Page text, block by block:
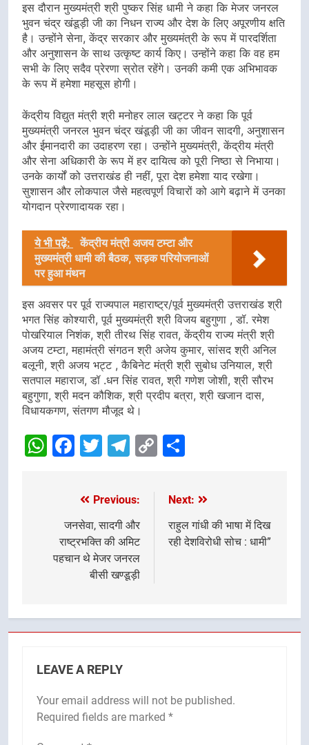
इस दौरान मुख्यमंत्री श्री पुष्कर सिंह धामी ने कहा कि मेजर जनरल
भुवन चंद्र खंडूड़ी जी का निधन राज्य और देश के लिए अपूरणीय क्षति
है। उन्होंने सेना, केंद्र सरकार और मुख्यमंत्री के रूप में पारदर्शिता
और अनुशासन के साथ उत्कृष्ट कार्य किए। उन्होंने कहा कि वह हम
सभी के लिए सदैव प्रेरणा स्रोत रहेंगे। उनकी कमी एक अभिभावक
के रूप में हमेशा महसूस होगी।
केंद्रीय विद्युत मंत्री श्री मनोहर लाल खट्टर ने कहा कि पूर्व
मुख्यमंत्री जनरल भुवन चंद्र खंडूड़ी जी का जीवन सादगी, अनुशासन
और ईमानदारी का उदाहरण रहा। उन्होंने मुख्यमंत्री, केंद्रीय मंत्री
और सेना अधिकारी के रूप में हर दायित्व को पूरी निष्ठा से निभाया।
उनके कार्यों को उत्तराखंड ही नहीं, पूरा देश हमेशा याद रखेगा।
सुशासन और लोकपाल जैसे महत्वपूर्ण विचारों को आगे बढ़ाने में उनका
योगदान प्रेरणादायक रहा।
ये भी पढ़ें:
केंद्रीय मंत्री अजय टम्टा और
मुख्यमंत्री धामी की बैठक, सड़क परियोजनाओं
पर हुआ मंथन
इस अवसर पर पूर्व राज्यपाल महाराष्ट्र/पूर्व मुख्यमंत्री उत्तराखंड श्री
भगत सिंह कोश्यारी, पूर्व मुख्यमंत्री श्री विजय बहुगुणा , डॉ. रमेश
पोखरियाल निशंक, श्री तीरथ सिंह रावत, केंद्रीय राज्य मंत्री श्री
अजय टम्टा, महामंत्री संगठन श्री अजेय कुमार, सांसद श्री अनिल
बलूनी, श्री अजय भट्ट , कैबिनेट मंत्री श्री सुबोध उनियाल, श्री
सतपाल महाराज, डॉ .धन सिंह रावत, श्री गणेश जोशी, श्री सौरभ
बहुगुणा, श्री मदन कौशिक, श्री प्रदीप बत्रा, श्री खजान दास,
विधायकगण, संतगण मौजूद थे।
WhatsApp
Facebook
Twitter
Telegram
Copy
navigation
Previous:
जनसेवा, सादगी और
राष्ट्रभक्ति की अमिट
पहचान थे मेजर जनरल
बीसी खण्डूड़ी
Next:
राहुल गांधी की भाषा में दिख
रही देशविरोधी सोच : धामी”
LEAVE A REPLY
Your email address will not be published.
Required fields are marked *